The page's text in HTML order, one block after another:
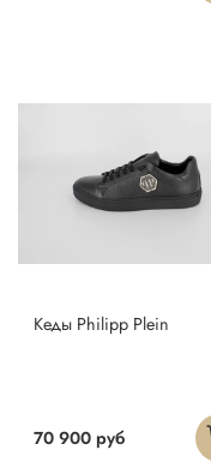
Кеды Philipp Plein
70 900 руб